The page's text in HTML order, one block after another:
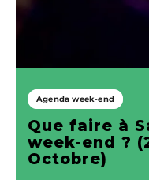
Agenda week-end
Que faire à
week-end ?
Octobre)